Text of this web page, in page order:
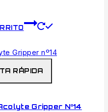
RÁPIDA
Gripper Nº14